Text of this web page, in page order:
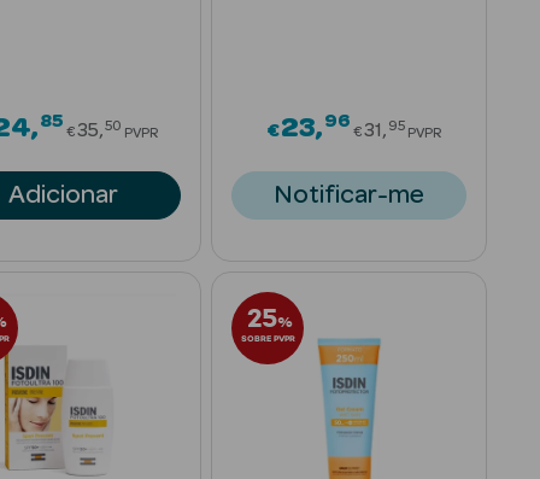
85Price reduced from
€35 50 PVPR
Adicionar
€23 96Price reduced
€31 95 PVPR
Notificar-me
25%
SOBRE PVPR